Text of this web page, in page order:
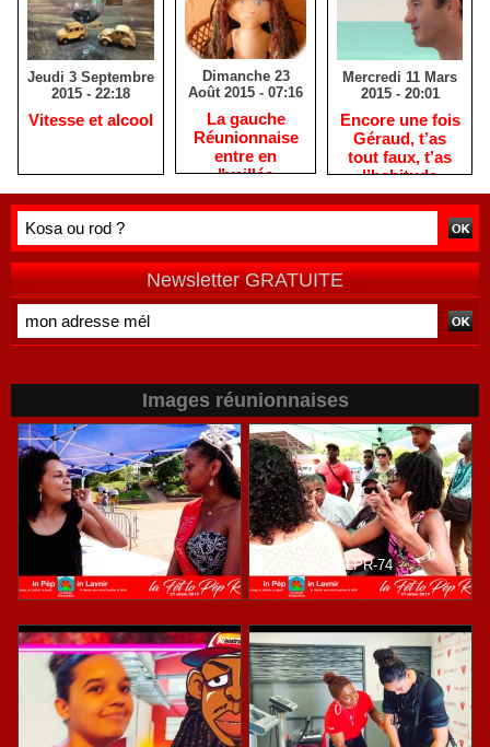
Jeudi 3 Septembre
2015 - 22:18
Vitesse et alcool
Dimanche 23
Août 2015 - 07:16
La gauche
Réunionnaise
entre en
"veillée
mortuaire"
jusqu’au mois
Mercredi 11 Mars
2015 - 20:01
Encore une fois
Géraud, t’as
tout faux, t’as
l’habitude
maintenant…
Newsletter GRATUITE
Images réunionnaises
LFLPR-36 LFLPR-74